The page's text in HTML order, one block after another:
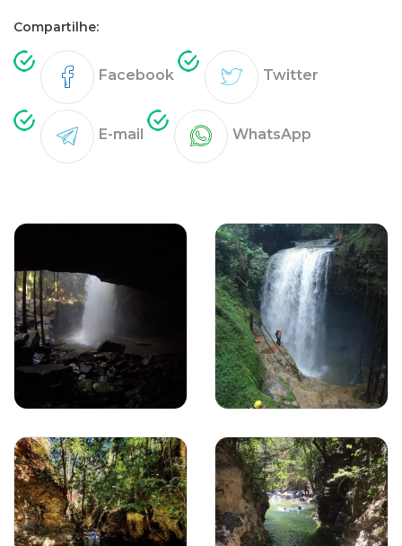
Compartilhe:
Facebook Twitter
E-mail WhatsApp